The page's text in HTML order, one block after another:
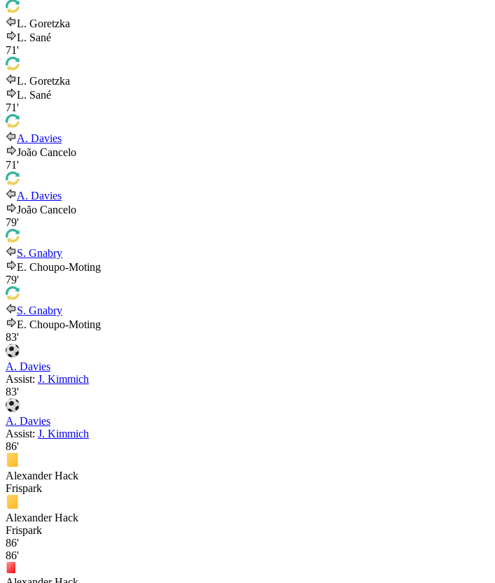
L. Goretzka
L. Sané
71'
L. Goretzka
L. Sané
71'
A. Davies
João Cancelo
71'
A. Davies
João Cancelo
79'
S. Gnabry
E. Choupo-Moting
79'
S. Gnabry
E. Choupo-Moting
83'
A. Davies
Assist: J. Kimmich
83'
A. Davies
Assist: J. Kimmich
86'
Alexander Hack
Frispark
Alexander Hack
Frispark
86'
86'